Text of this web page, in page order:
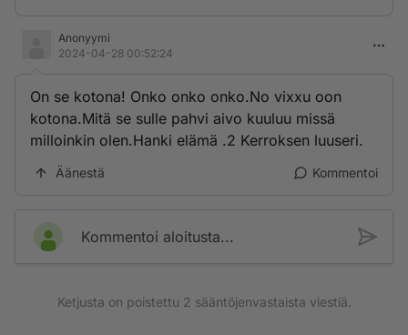
Anonyymi
2024-04-28 00:52:24
On se kotona! Onko onko onko.No vixxu oon
kotona.Mitä se sulle pahvi aivo kuuluu missä
milloinkin olen.Hanki elämä .2 Kerroksen luuseri.
Äänestä Kommentoi
Kommentoi aloitusta...
Ketjusta on poistettu 2 sääntöjenvastaista viestiä.